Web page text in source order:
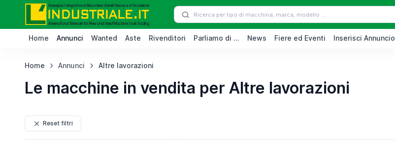
Home Annunci Wanted Aste Rivenditori Parliamo di ... News Fiere ed Eventi Inserisci Annuncio
Home Annunci Altre lavorazioni
Le macchine in vendita per Altre lavorazioni
Reset filtri